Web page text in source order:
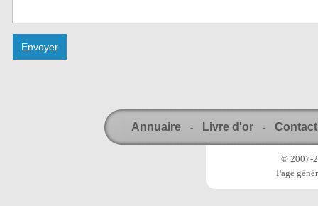
Annuaire - Livre d'or - Contact
© 2007-
Page